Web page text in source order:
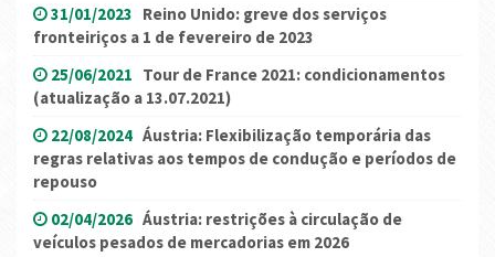
31/01/2023 Reino Unido: greve dos serviços
fronteiriços a 1 de fevereiro de 2023
25/06/2021 Tour de France 2021: condicionamentos
(atualização a 13.07.2021)
22/08/2024 Áustria: Flexibilização temporária das
regras relativas aos tempos de condução e períodos de
repouso
02/04/2026 Áustria: restrições à circulação de
veículos pesados ​​de mercadorias em 2026